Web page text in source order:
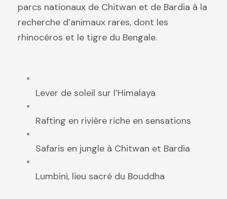
parcs nationaux de Chitwan et de Bardia à la
recherche d’animaux rares, dont les
rhinocéros et le tigre du Bengale.
Lever de soleil sur l’Himalaya
Rafting en rivière riche en sensations
Safaris en jungle à Chitwan et Bardia
Lumbini, lieu sacré du Bouddha